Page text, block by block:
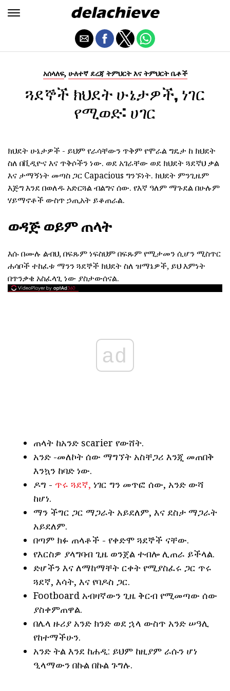
አሰላለፍ, ሁለተኛ ደረጃ ትምህርት እና ትምህርት ቤቶች
ጓደኞች ክህደት ሁኔታዎች, ነገር
የሚወድ: ሀገር
ክህደት ሁኔታዎች - ይህም የራሳቸውን ጥቅም የሞራል ግዴታ ከ ክህደት
ስለ በቪዲዮና እና ጥቅሶችን ነው. ወደ አገራቸው ወደ ክህደት ጓደኛህ ቃል
እና ታማኝነት መጣስ ጋር Capacious ግንኙነት. ክህደት ምንጊዜም
እጅግ እንደ በወለዱ አድርጓል ብልግና ሰው. የእኛ ዓለም ማጉደል በሁሉም
ሃይማኖቶች ውስጥ ኃጢአት ይቆጠራል.
ወዳጅ ወይም ጠላት
እሱ በሙሉ ልብህ, በፍጹም ነፍስህም በፍጹም የሚታመን ሲሆን ሚስጥር
ሐሳቦች ተከፈቱ ማንን ጓደኞች ክህደት ስለ ዝማኔዎች, ይህ እምነት
በጥንቃቄ አስፈላጊ ነው ያስታውሰናል.
ad
ጠላት ከአንድ scarier የውሸት.
አንድ -መለኮት ሰው ማግኘት አስቸጋሪ እንጂ መጠበቅ
እንኳን ከባድ ነው.
ዶግ - ጥሩ ጓደኛ, ነገር ግን መጥፎ ሰው, አንድ ውሻ
ከሆነ.
ማን ችግር ጋር ማጋራት አይደለም, እና ደስታ ማጋራት
አይደለም.
በጣም ክፉ ጠላቶች - የቀድሞ ጓደኞች ናቸው.
የእርስዎ ያላግባብ ጊዜ ወንጀል ተብሎ ሊጠራ ይችላል.
ድሆችን እና ለማከማቸት ርቀት የሚያስፈሩ ጋር ጥሩ
ጓደኛ, እሳት, እና የባዶስ ጋር.
Footboard አብዛኛውን ጊዜ ቅርብ የሚመጣው ሰው
ያስቀምጠዋል.
በሌላ ዙሪያ አንድ ክንድ ወደ ኋላ ውስጥ አንድ ሠዓሊ
የከተማችሁን.
አንድ ትል እንደ ከሐዲ: ይህም ከዚያም ራሱን ሆነ
ዒላማውን በኩል በኩል ጉግሉ.